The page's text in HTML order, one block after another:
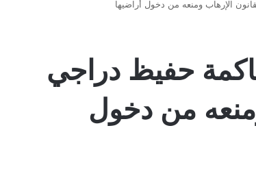
الإرهاب ومنعه من دخول أراضيها
حفيظ دراجي
من دخول